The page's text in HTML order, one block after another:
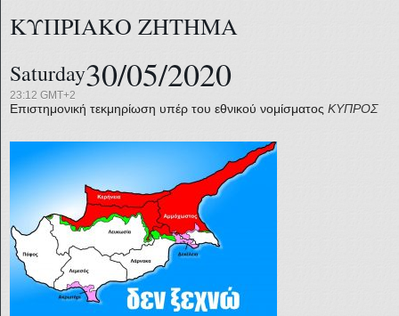
ΚΥΠΡΙΑΚΟ ΖΗΤΗΜΑ
Saturday30/05/2020
23:12 GMT+2
Επιστημονική τεκμηρίωση υπέρ του εθνικού νομίσματος ΚΥΠΡΟΣ